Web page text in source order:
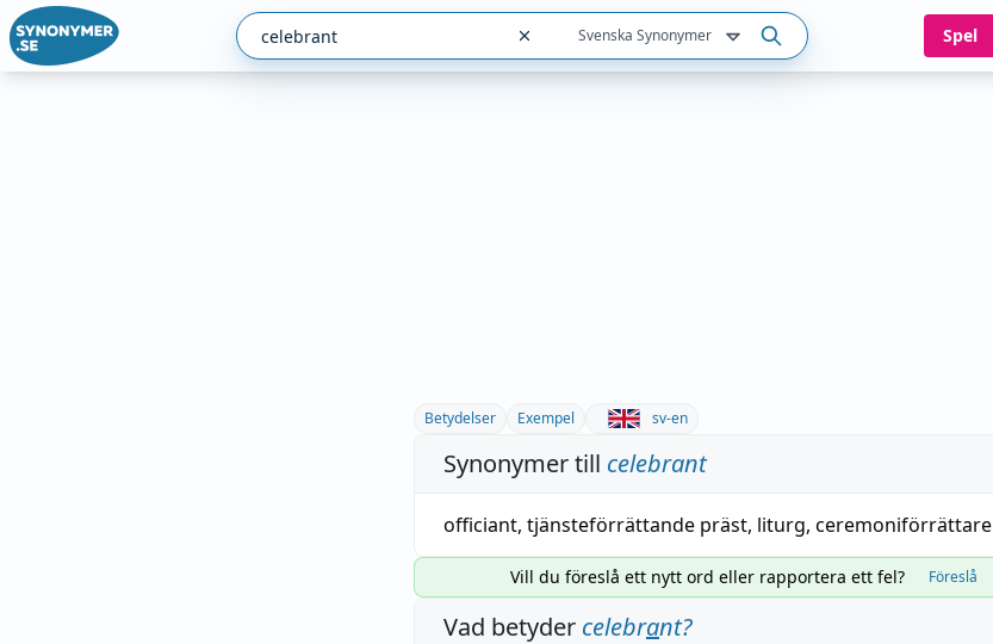
Svenska Synonymer Spel
Betydelser Exempel sv-en
Synonymer till celebrant
officiant, tjänsteförrättande präst, liturg, ceremoniförrättare
Vill du föreslå ett nytt ord eller rapportera ett fel? Föreslå
Vad betyder celebrant?